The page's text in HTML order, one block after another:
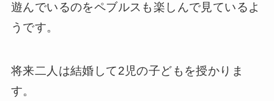
遊んでいるのをペブルスも楽しんで見ているよ
うです。
将来二人は結婚して2児の子どもを授かりま
す。